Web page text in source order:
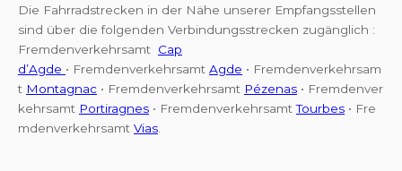
Die Fahrradstrecken in der Nähe unserer Empfangsstellen
sind über die folgenden Verbindungsstrecken zugänglich :
Fremdenverkehrsamt Cap
d’Agde • Fremdenverkehrsamt Agde • Fremdenverkehrsam
t Montagnac • Fremdenverkehrsamt Pézenas • Fremdenver
kehrsamt Portiragnes • FremdenverkehrsamtTourbes • Fre
mdenverkehrsamt Vias